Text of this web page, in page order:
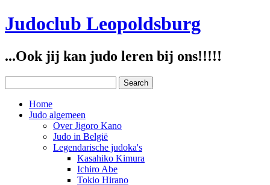
Judoclub Leopoldsburg
...Ook jij kan judo leren bij ons!!!!!
Home
Judo algemeen
Over Jigoro Kano
Judo in België
Legendarische judoka's
Kasahiko Kimura
Ichiro Abe
Tokio Hirano